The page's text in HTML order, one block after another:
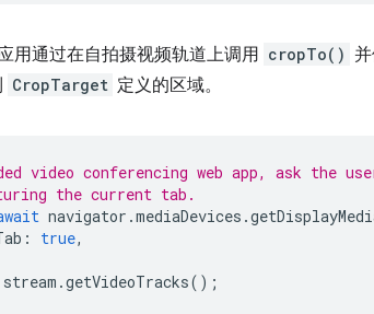
用通过在自拍摄视频轨道上调用 cropTo()
CropTarget 定义的区域。
video conferencing web app, ask the
the current tab.
navigator .mediaDevices .
: true,
stream .getVideoTracks();